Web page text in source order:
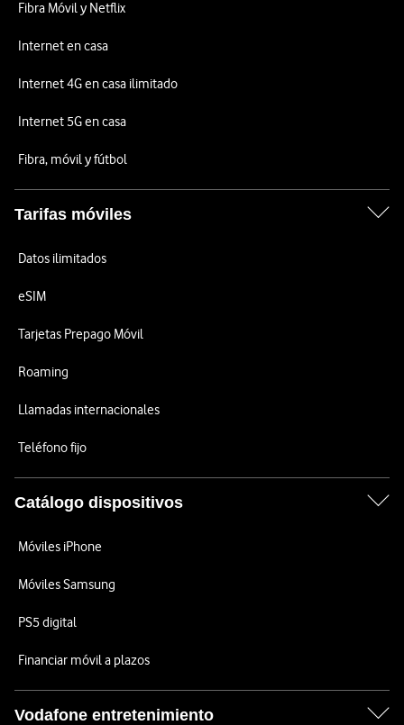
Fibra Móvil y Netflix
Internet en casa
Internet 4G en casa ilimitado
Internet 5G en casa
Fibra, móvil y fútbol
Tarifas móviles
Datos ilimitados
eSIM
Tarjetas Prepago Móvil
Roaming
Llamadas internacionales
Teléfono fijo
Catálogo dispositivos
Móviles iPhone
Móviles Samsung
PS5 digital
Financiar móvil a plazos
Vodafone entretenimiento